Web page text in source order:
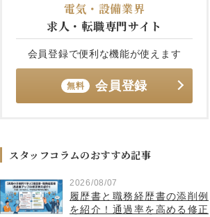
電気・設備業界
求人・転職専門サイト
会員登録で便利な機能が使えます
無料 会員登録
スタッフコラムのおすすめ記事
2026/08/07
履歴書と職務経歴書の添削例
を紹介！通過率を高める修正